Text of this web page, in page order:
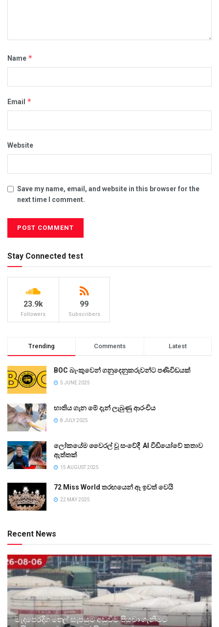
Name *
Email *
Website
Save my name, email, and website in this browser for the
next time I comment.
Stay Connected test
23.9k
Followers
99
Subscribers
Trending Comments Latest
BOC බැංකුවෙන් ගනුදෙනුකරුවන්ට පණිවිඩයක්
5 JUNE 2025
භාතිය ගැන මේ දැන් ලැබුණු ආරංචිය
8 JULY 2025
ලෝකයේම වෛරල් වූ සංවේදී AI වීඩියෝවේ කතාව
ඇත්තක්
15 AUGUST 2025
72 Miss World තරඟයෙන් ඈ ඉවත් වෙයි
22 MAY 2025
Recent News
මැදපෙරදිග තෙල් සැපයුම අඩුවීම පියවා ගැනීමට